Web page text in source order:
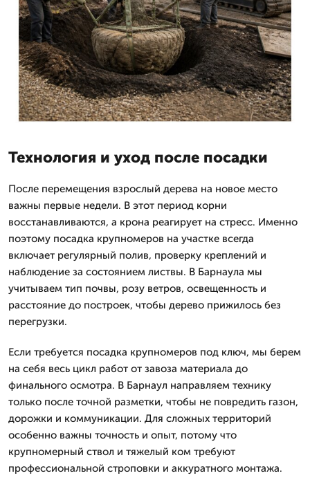
Технология и уход после посадки
После перемещения взрослый дерева на новое место
важны первые недели. В этот период корни
восстанавливаются, а крона реагирует на стресс. Именно
поэтому посадка крупномеров на участке всегда
включает регулярный полив, проверку креплений и
наблюдение за состоянием листвы. В Барнаула мы
учитываем тип почвы, розу ветров, освещенность и
расстояние до построек, чтобы дерево прижилось без
перегрузки.
Если требуется посадка крупномеров под ключ, мы берем
на себя весь цикл работ от завоза материала до
финального осмотра. В Барнаул направляем технику
только после точной разметки, чтобы не повредить газон,
дорожки и коммуникации. Для сложных территорий
особенно важны точность и опыт, потому что
крупномерный ствол и тяжелый ком требуют
профессиональной строповки и аккуратного монтажа.